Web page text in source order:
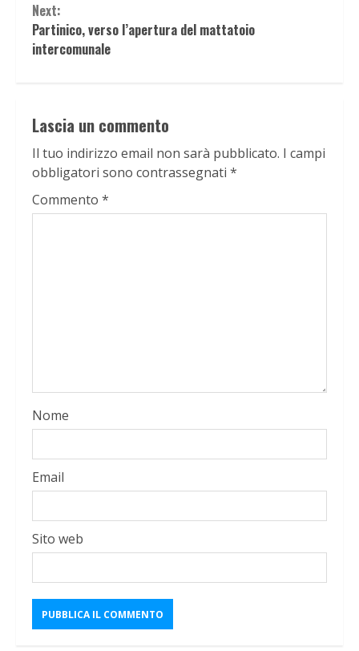
Next:
Partinico, verso l’apertura del mattatoio
intercomunale
Lascia un commento
Il tuo indirizzo email non sarà pubblicato. I campi
obbligatori sono contrassegnati *
Commento *
Nome
Email
Sito web